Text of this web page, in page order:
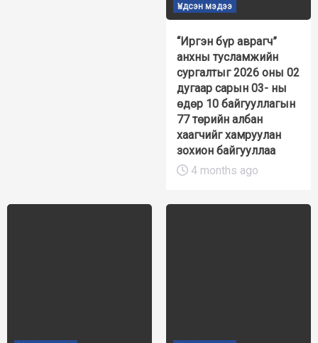
Үндсэн мэдээ
“Иргэн бүр аврагч”
анхны тусламжийн
сургалтыг 2026 оны 02
дугаар сарын 03- ны
өдөр 10 байгууллагын
77 төрийн албан
хаагчийг хамруулан
зохион байгууллаа
4 months ago